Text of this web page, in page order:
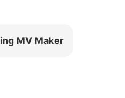
MV Maker